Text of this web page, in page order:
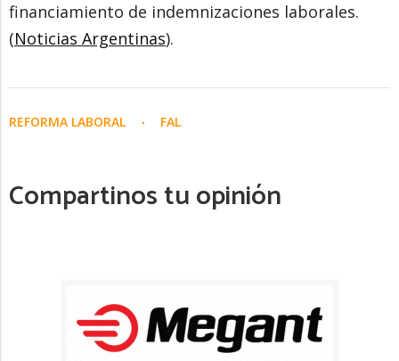
financiamiento de indemnizaciones laborales.
(Noticias Argentinas).
REFORMA LABORAL FAL
Compartinos tu opinión